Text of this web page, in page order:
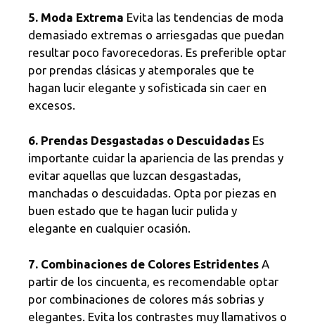
5. Moda Extrema Evita las tendencias de moda
demasiado extremas o arriesgadas que puedan
resultar poco favorecedoras. Es preferible optar
por prendas clásicas y atemporales que te
hagan lucir elegante y sofisticada sin caer en
excesos.
6. Prendas Desgastadas o Descuidadas Es
importante cuidar la apariencia de las prendas y
evitar aquellas que luzcan desgastadas,
manchadas o descuidadas. Opta por piezas en
buen estado que te hagan lucir pulida y
elegante en cualquier ocasión.
7. Combinaciones de Colores Estridentes A
partir de los cincuenta, es recomendable optar
por combinaciones de colores más sobrias y
elegantes. Evita los contrastes muy llamativos o